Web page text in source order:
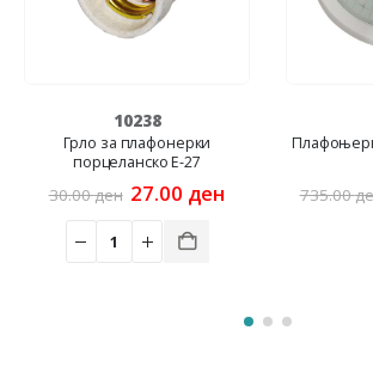
ден.
10238
Грло за плафонерки
порцеланско E-27
30.00ден Original
was:
30.00 ден.
27.00 ден Current735.00